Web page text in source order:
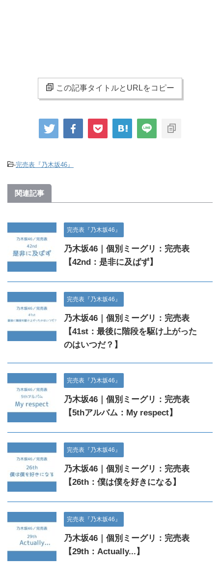
この記事タイトルとURLをコピー
-完売表『乃木坂46』
関連記事
完売表『乃木坂46』
乃木坂46｜個別ミーグリ：完売表
【42nd：是非に及ばず】
完売表『乃木坂46』
乃木坂46｜個別ミーグリ：完売表
【41st：最後に階段を駆け上がった
のはいつだ？】
完売表『乃木坂46』
乃木坂46｜個別ミーグリ：完売表
【5thアルバム：My respect】
完売表『乃木坂46』
乃木坂46｜個別ミーグリ：完売表
【26th：僕は僕を好きになる】
完売表『乃木坂46』
乃木坂46｜個別ミーグリ：完売表
【29th：Actually...】